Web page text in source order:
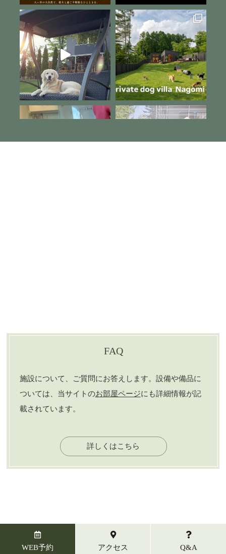
FAQ
施設について、ご質問にお答えします。設備や備品に
ついては、当サイトのお部屋ページにも詳細情報が記
載されています。
詳しくはこちら
Access
アクセス
WEB予約 アクセス Q&A